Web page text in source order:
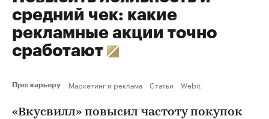
средний чек: какие
рекламные акции точно
сработают
Про: карьеру Маркетинг и реклама Статьи Webit
«Вкусвилл» повысил частоту покупок